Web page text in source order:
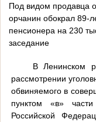
Под видом продавца
орчанин обокрал 89-
пенсионера на 230
заседание
В Ленинском
рассмотрении
обвиняемого в
пунктом «в»
Российской